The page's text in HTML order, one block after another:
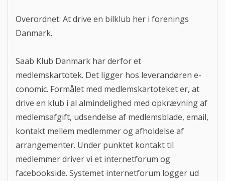
Overordnet: At drive en bilklub her i forenings
Danmark.
Saab Klub Danmark har derfor et
medlemskartotek. Det ligger hos leverandøren e-
conomic. Formålet med medlemskartoteket er, at
drive en klub i al almindelighed med opkrævning af
medlemsafgift, udsendelse af medlemsblade, email,
kontakt mellem medlemmer og afholdelse af
arrangementer. Under punktet kontakt til
medlemmer driver vi et internetforum og
facebookside. Systemet internetforum logger ud